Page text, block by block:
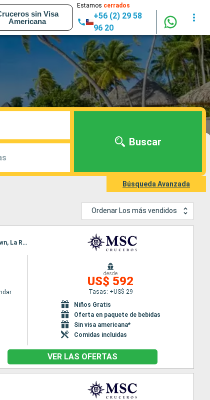
sin Visa
Americana
Estamos cerrados
+56 (2) 29 58
96 20
Buscar
Búsqueda Avanzada
Ordenar Los más vendidos
Itinerario : La Romana, Isla Catalina, Bridgetown, Fort-de-France, Pointe a pitre (Guadalupe), Road Town, La Romana
desde
US$ 592
Tasas: +US$ 29
Niños Gratis
Oferta en paquete de bebidas
Sin visa americana*
Comidas incluidas
VER LAS OFERTAS